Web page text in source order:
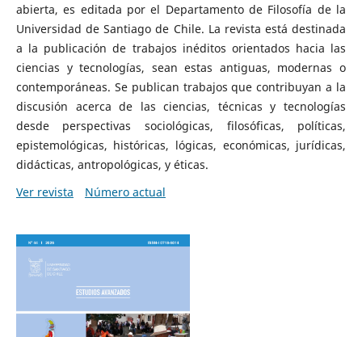
abierta, es editada por el Departamento de Filosofía de la
Universidad de Santiago de Chile. La revista está destinada
a la publicación de trabajos inéditos orientados hacia las
ciencias y tecnologías, sean estas antiguas, modernas o
contemporáneas. Se publican trabajos que contribuyan a la
discusión acerca de las ciencias, técnicas y tecnologías
desde perspectivas sociológicas, filosóficas, políticas,
epistemológicas, históricas, lógicas, económicas, jurídicas,
didácticas, antropológicas, y éticas.
Ver revista
Número actual